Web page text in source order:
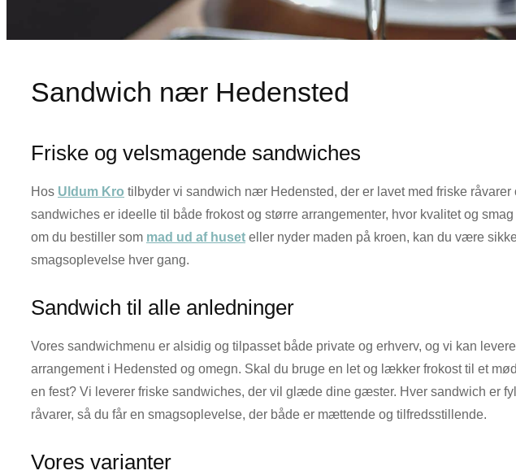
Sandwich nær Hedensted
Friske og velsmagende sandwiches
Hos Uldum Kro tilbyder vi sandwich nær Hedensted, der er lavet med friske råvarer
sandwiches er ideelle til både frokost og større arrangementer, hvor kvalitet og
om du bestiller som mad ud af huset eller nyder maden på kroen, kan du være
smagsoplevelse hver gang.
Sandwich til alle anledninger
Vores sandwichmenu er alsidig og tilpasset både private og erhverv, og vi kan
arrangement i Hedensted og omegn. Skal du bruge en let og lækker frokost til et
en fest? Vi leverer friske sandwiches, der vil glæde dine gæster. Hver sandwich er
råvarer, så du får en smagsoplevelse, der både er mættende og tilfredsstillende.
Vores varianter